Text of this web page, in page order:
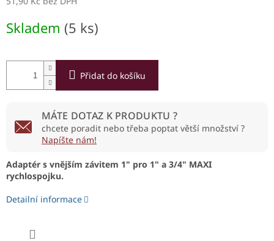
cena:
Skladem (5 ks)
Přidat do košíku
MÁTE DOTAZ K PRODUKTU ?
chcete poradit nebo třeba poptat větší množství ?
Napíšte nám!
Adaptér s vnějším závitem 1" pro 1" a 3/4" MAXI
rychlospojku.
Detailní informace